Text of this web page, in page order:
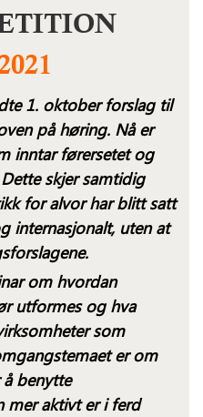
1. oktober forslag til
på høring. Nå er
inntar fører­setet og
skjer samtidig
for alvor har blitt satt
internasjonalt, uten at
om hvordan
utformes og hva
som
er om
benytte
mer aktivt er i ferd